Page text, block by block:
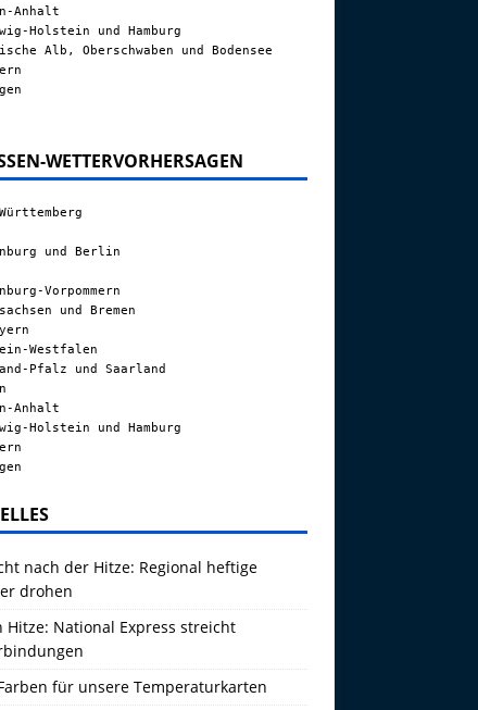
Anhalt
Holstein und Hamburg
Alb, Oberschwaben und Bodensee
WETTERVORHERSAGEN
und Berlin
Vorpommern
und Bremen
Westfalen
Pfalz und Saarland
Anhalt
Holstein und Hamburg
nach der Hitze: Regional heftige
drohen
Hitze: National Express streicht
für unsere Temperaturkarten